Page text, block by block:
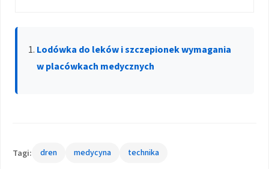
Lodówka do leków i szczepionek wymagania
w placówkach medycznych
Tagi: dren medycyna technika